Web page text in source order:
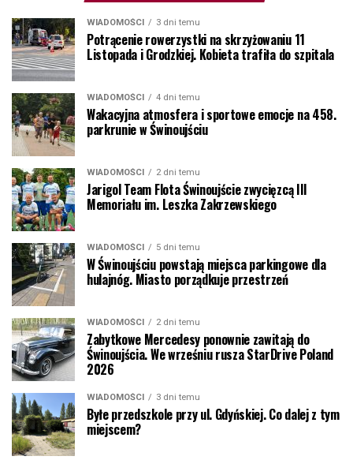
WIADOMOŚCI 3 dni temu
Potrącenie rowerzystki na skrzyżowaniu 11
Listopada i Grodzkiej. Kobieta trafiła do szpitala
WIADOMOŚCI 4 dni temu
Wakacyjna atmosfera i sportowe emocje na 458.
parkrunie w Świnoujściu
WIADOMOŚCI 2 dni temu
Jarigol Team Flota Świnoujście zwycięzcą III
Memoriału im. Leszka Zakrzewskiego
WIADOMOŚCI 5 dni temu
W Świnoujściu powstają miejsca parkingowe dla
hulajnóg. Miasto porządkuje przestrzeń
WIADOMOŚCI 2 dni temu
Zabytkowe Mercedesy ponownie zawitają do
Świnoujścia. We wrześniu rusza StarDrive Poland
2026
WIADOMOŚCI 3 dni temu
Byłe przedszkole przy ul. Gdyńskiej. Co dalej z tym
miejscem?